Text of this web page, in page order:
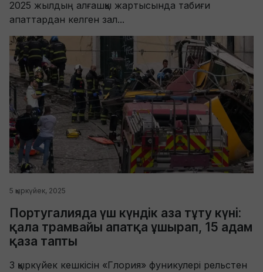
2025 жылдың алғашқы жартысында табиғи
апаттардан келген зал...
5 қыркүйек, 2025
Португалияда үш күндік аза тұту күні:
қала трамвайы апатқа ұшырап, 15 адам
қаза тапты
3 қыркүйек кешкісін «Глория» фуникулері рельстен